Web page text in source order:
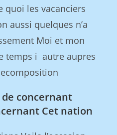
quoi les vacanciers
aussi quelques n’a
Moi et mon
temps i autre aupres
concernant
Cet nation